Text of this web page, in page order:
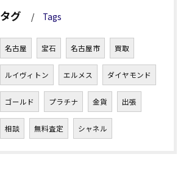
タグ Tags
名古屋 宝石 名古屋市 買取
ルイヴィトン エルメス ダイヤモンド
ゴールド プラチナ 金貨 出張
相談 無料査定 シャネル